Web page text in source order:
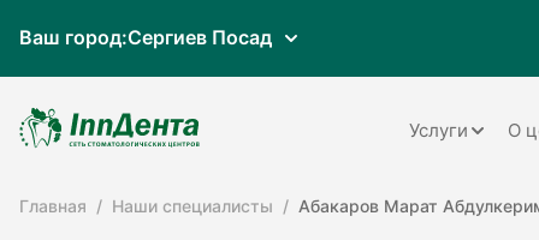
Ваш город:Сергиев Посад
Услуги
Терапия
О
Главная Наши специалисты Абакаров Марат